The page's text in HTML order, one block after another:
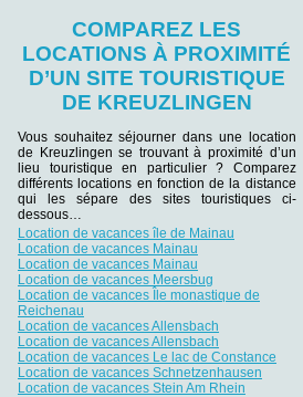
COMPAREZ LES
LOCATIONS À PROXIMITÉ
D’UN SITE TOURISTIQUE
DE KREUZLINGEN
Vous souhaitez séjourner dans une location
de Kreuzlingen se trouvant à proximité d’un
lieu touristique en particulier ? Comparez
différents locations en fonction de la distance
qui les sépare des sites touristiques ci-
dessous…
Location de vacances île de Mainau
Location de vacances Mainau
Location de vacances Mainau
Location de vacances Meersbug
Location de vacances Île monastique de
Reichenau
Location de vacances Allensbach
Location de vacances Allensbach
Location de vacances Le lac de Constance
Location de vacances Schnetzenhausen
Location de vacances Stein Am Rhein